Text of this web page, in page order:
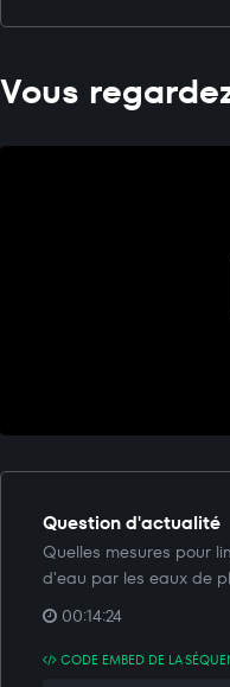
Vous
Question d'actualité
Quelles mesures pour
d'eau par les eaux de
00:14:24
CODE EMBED DE LA